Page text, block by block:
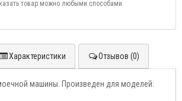
товар можно любыми способами
Характеристики Отзывов (0)
машины. Произведен для моделей: